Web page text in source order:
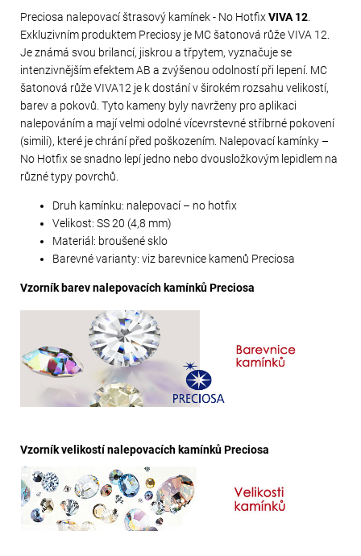
Preciosa nalepovací štrasový kamínek - No HotfixVIVA 12
Exkluzivním produktem Preciosy je MC šatonová růže VIVA 12.
Je známá svou brilancí, jiskrou a třpytem, vyznačuje se
intenzivnějším efektem AB a zvýšenou odolností při lepení. MC
šatonová růže VIVA12 je k dostání v širokém rozsahu velikostí,
barev a pokovů. Tyto kameny byly navrženy pro aplikaci
nalepováním a mají velmi odolné vícevrstevné stříbrné pokovení
(simili), které je chrání před poškozením. Nalepovací kamínky –
No Hotfix se snadno lepí jedno nebo dvousložkovým lepidlem na
různé typy povrchů.
Druh kamínku: nalepovací – no hotfix
Velikost: SS 20 (4,8 mm)
Materiál: broušené sklo
Barevné varianty: viz barevnice kamenů Preciosa
Vzorník barev nalepovacích kamínků Preciosa
Vzorník velikostí nalepovacích kamínků Preciosa
299
Kč